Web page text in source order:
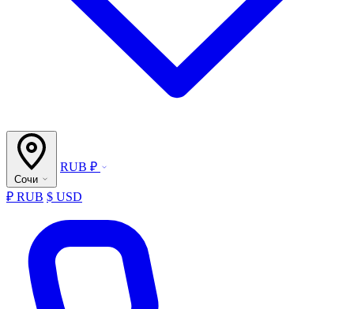
Сочи
RUB ₽
₽ RUB $ USD